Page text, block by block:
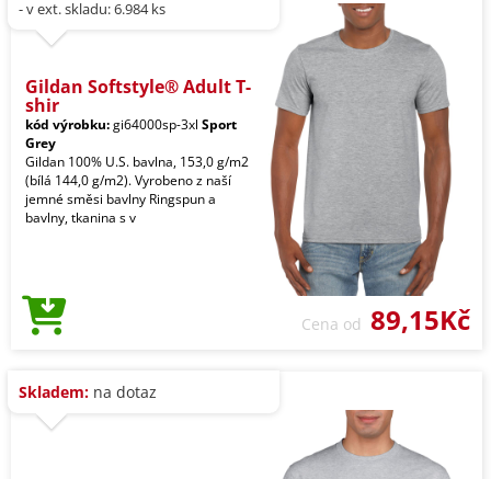
- v ext. skladu: 6.984 ks
Gildan Softstyle® Adult T-
shir
kód výrobku:gi64000sp-3xl Sport
Grey
Gildan 100% U.S. bavlna, 153,0 g/m2
(bílá 144,0 g/m2). Vyrobeno z naší
jemné směsi bavlny Ringspun a
bavlny, tkanina s v
Cena od 89,15Kč
Skladem: na dotaz